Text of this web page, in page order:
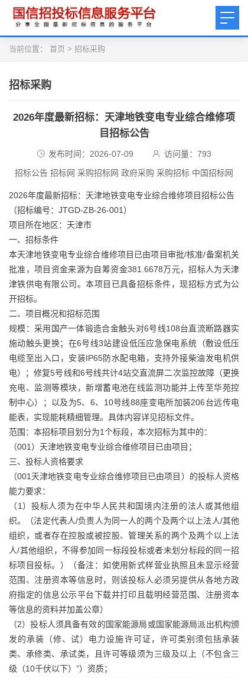
当前位置： 首页 > 招标采购
招标采购
2026年度最新招标：天津地铁变电专业综合维修项
目招标公告
发布时间：2026-07-09 访问量： 793
招标公告 招标网 采购招标网 政府采购 采购招标 中国招标网
2026年度最新招标：天津地铁变电专业综合维修项目招标公告
（招标编号：JTGD-ZB-26-001）
项目所在地区：天津市
一、招标条件
本天津地铁变电专业综合维修项目已由项目审批/核准/备案机关
批准，项目资金来源为自筹资金381.6678万元，招标人为天津
津铁供电有限公司。本项目已具备招标条件，现招标方式为公
开招标。
二、项目概况和招标范围
规模：采用国产一体锻造合金触头对6号线108台直流断路器实
施动触头更换；在6号线3站建设低压应急保电系统（敷设低压
电缆至出入口，安装IP65防水配电箱，支持外接柴油发电机供
电）；修复5号线和6号线共计4站交直流屏二次监控故障（更换
充电、监测等模块，新增蓄电池在线监测功能并上传至华苑控
制中心）；以及为5、6、10号线88座变电所加装206台远传电
能表，实现能耗精细管理。具体内容详见招标文件。
范围：本招标项目划分为1个标段，本次招标为其中的：
（001）天津地铁变电专业综合维修项目已由项目；
三、投标人资格要求
（001天津地铁变电专业综合维修项目已由项目）的投标人资格
能力要求：
（1）投标人须为在中华人民共和国境内注册的法人或其他组
织。（法定代表人/负责人为同一人的两个及两个以上法人/其他
组织，或者存在控股或被控股、管理关系的两个及两个以上法
人/其他组织，不得参加同一标段投标或者未划分标段的同一招
标项目投标。）（备注：如使用新式样营业执照且未显示经营
范围、注册资本等信息时，则该投标人必须另提供从各地方政
府指定的信息公示平台下载并打印且载明经营范围、注册资本
等信息的资料并加盖公章）
（2）投标人须具备有效的国家能源局或国家能源局派出机构颁
发的承装（修、试）电力设施许可证，许可类别须包括承装
类、承修类、承试类，且许可等级须为三级及以上（不包含三
级（10千伏以下）”）资质；